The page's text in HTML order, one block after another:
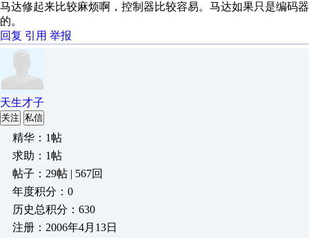
马达修起来比较麻烦啊，控制器比较容易。马达如果只是编码
的。
回复 引用 举报
天生才子
关注 私信
精华：1帖
求助：1帖
帖子：29帖 | 567回
年度积分：0
历史总积分：630
注册：2006年4月13日